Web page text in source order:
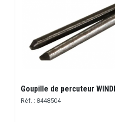
Goupille de percuteur
Réf. : 8448504